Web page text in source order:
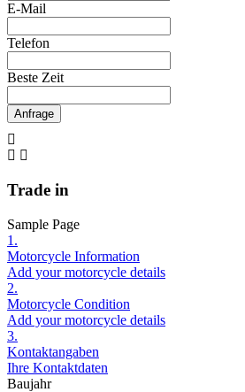
E-Mail
Telefon
Beste Zeit
Anfrage
Trade in
Sample Page
1.
Motorcycle Information
Add your motorcycle details
2.
Motorcycle Condition
Add your motorcycle details
3.
Kontaktangaben
Ihre Kontaktdaten
Baujahr